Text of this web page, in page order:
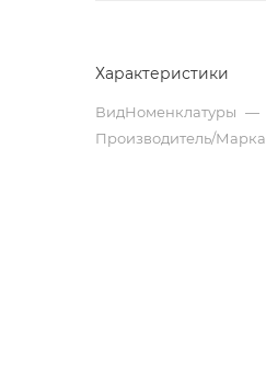
Характеристики
ВидНоменклатуры —
Производитель/Марка